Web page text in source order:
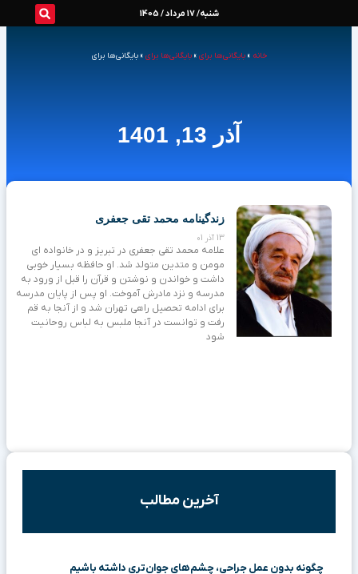
شنبه/ 17 مرداد / 1405
خانه »بایگانی‌ها برای »بایگانی‌ها برای »بایگانی‌ها برای
آذر 13, 1401
زندگینامه محمد تقی جعفری
13 آذر 01
علامه محمد تقی جعفری در تبریز و در خانواده ای
مومن و متدین متولد شد. او حافظه بسیار خوبی
داشت و خواندن و نوشتن و قرآن را قبل از ورود به
مدرسه و نزد مادرش آموخت. او پس از پایان مدرسه
برای ادامه تحصیل راهی تهران شد و از آنجا به قم
رفت و توانست در آنجا ملبس به لباس روحانیت
شود
آخرین مطالب
چگونه بدون عمل جراحی، چشم‌های جوان‌تری داشته باشیم